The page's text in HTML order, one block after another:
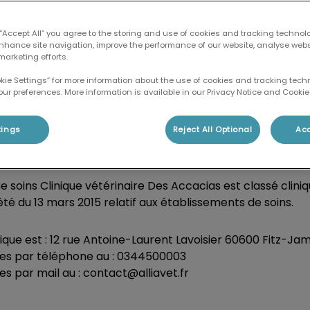
Générales de Fonctionnement (CGF) sont
de l'établissement de soins sont soumis aux
de l'animal déclare accepter sans conditions.
soins Clinique vétérinaire Des Accacias est classé
du 13 mars 2015 relatif aux établissements de soins.
est : 12 rue Antoine-Laurent Lavoisier 60600 Fitz-
par téléphone au : 0344500003
par mail au : contact@alliavet.fr
All” you agree to the storing and use of cookies and tracking
site navigation, improve the performance of our website, analyse
efforts.
Settings” for more information about the use of cookies and tracking
preferences. More information is available in our Privacy Notice and Cookie
Reject All Optional